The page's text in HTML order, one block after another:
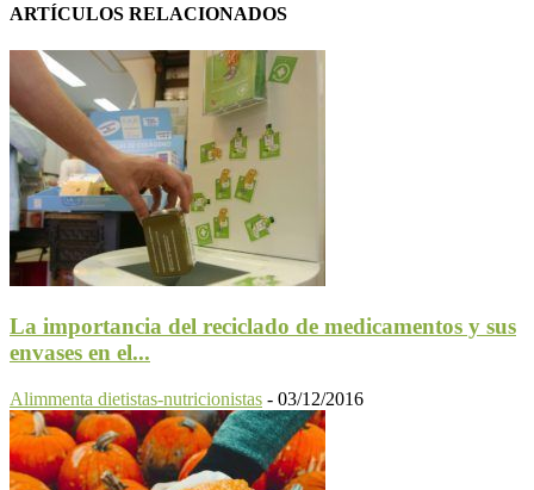
ARTÍCULOS RELACIONADOS
La importancia del reciclado de medicamentos y sus
envases en el...
Alimmenta dietistas-nutricionistas - 03/12/2016